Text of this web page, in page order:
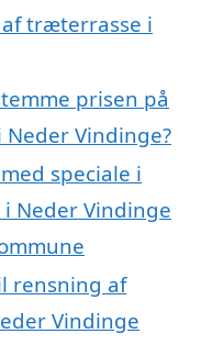
træterrasse i
prisen på
Vindinge?
speciale i
Neder Vindinge
rensning af
Vindinge